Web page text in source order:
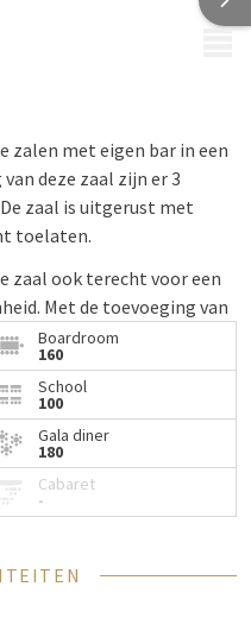
zalen met eigen bar in een
deze zaal zijn er 3
zaal is uitgerust met
toelaten.
zaal ook terecht voor een
Met de toevoeging van
gasten in de smaak.
andere sfeervolle spots die
steeds leuk wanneer u
de volgende
Boardroom
160
School
100
Gala diner
180
Cabaret
-